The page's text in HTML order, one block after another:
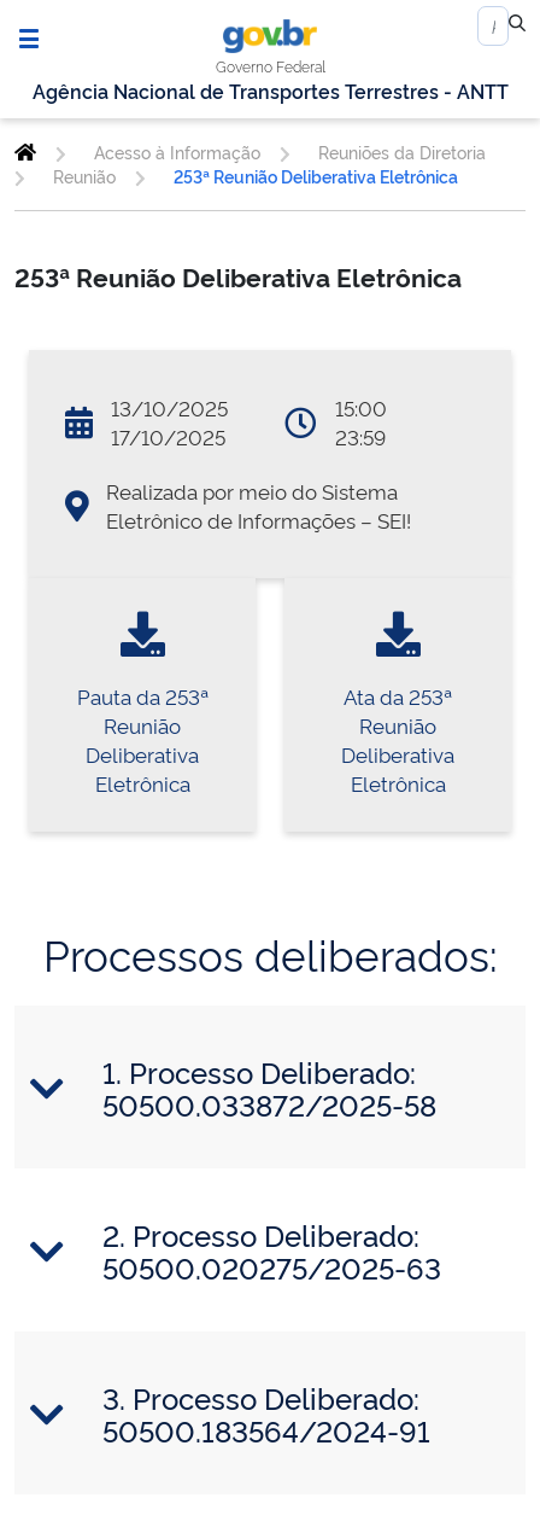
Governo Federal
Agência Nacional de Transportes Terrestres - ANTT
Acesso à Informação
Reuniões da Diretoria
Reunião
253ª Reunião Deliberativa Eletrônica
253ª Reunião Deliberativa Eletrônica
13/10/2025
17/10/2025
15:00
23:59
Realizada por meio do Sistema
Eletrônico de Informações – SEI!
Pauta da 253ª
Reunião
Deliberativa
Eletrônica
Ata da 253ª
Reunião
Deliberativa
Eletrônica
Processos deliberados:
1. Processo Deliberado:
50500.033872/2025-58
2. Processo Deliberado:
50500.020275/2025-63
3. Processo Deliberado:
50500.183564/2024-91